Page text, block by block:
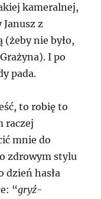
kameralnej,
z
(żeby nie było,
I po
pada.
to robię to
raczej
mnie do
zdrowym stylu
dzień hasła
“gryź-